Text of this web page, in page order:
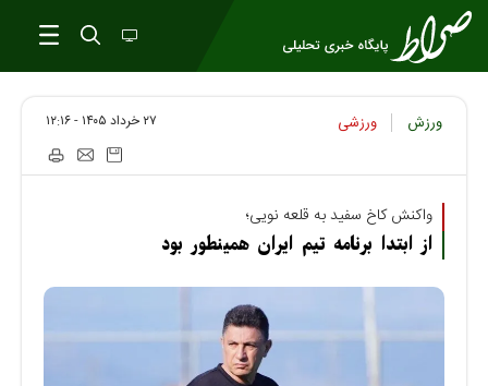
ورزش ورزشی ۲۷ خرداد ۱۴۰۵ - ۱۲:۱۶
واکنش کاخ سفید به قلعه نویی؛
از ابتدا برنامه تیم ایران همینطور بود